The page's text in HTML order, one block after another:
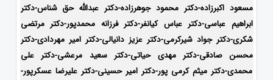
مسعود اکبرزاده-دکتر محمود جوهرزاده-دکتر عبدالله حق شناس-دکتر
ابراهیم عباسی-دکتر عباس کیانفر-دکتر فرزانه محمدپور-دکتر مرتضی
شکری-دکتر جواد شیرکرمی-دکتر عزیز دانیالی-دکتر امیر مهردادی-دکتر
محسن صادقی-دکتر مهدی حیاتی-دکتر سعید مرعشی-دکتر علی
محمدی-دکتر میثم کرمی پور-دکتر امیر حسینی-دکتر علیرضا عسکرپور-